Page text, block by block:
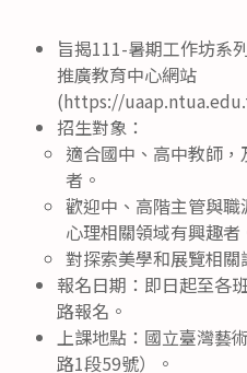
旨揭111-暑期工作坊系
推廣教育中心網站
(https://
招生對象：
適合國中、高中教師
者。
歡迎中、高階主管與職
心理相關領域有興趣者
對探索美學和展覽相關
報名日期：即日起至各
路報名。
上課地點：國立臺灣藝
路1段59號）。